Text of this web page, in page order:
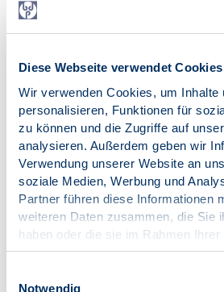
Diese Webseite verwendet Cookies
Wir verwenden Cookies, um Inhalte
personalisieren, Funktionen für
zu können und die Zugriffe auf
analysieren. Außerdem geben wir
Verwendung unserer Website an
soziale Medien, Werbung und
Partner führen diese Informationen
weiteren Daten zusammen, die Sie
haben oder die sie im Rahmen
gesammelt haben.
Notwendig
Dipl.-Psych. Eva van Keuk, BDP-
für Menschenrechte, vankeuk@psz-
und Berater*innen bei einem Fachtag
psychosozialen Versorgung von
geflüchtet sind, einen offenen Brief an
Entscheidungsträger*innen. Der
abrufbar unter: www.psz-duesseldorf.de
*bezieht sich auf den Zugang zu
Asylsuchende aus „sicheren
„Dublin Verfahren“, zu denen auch
zählen.
Veröffentlicht am: